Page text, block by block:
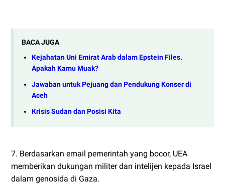
BACA JUGA
Kejahatan Uni Emirat Arab dalam Epstein Files.
Apakah Kamu Muak?
Jawaban untuk Pejuang dan Pendukung Konser di
Aceh
Krisis Sudan dan Posisi Kita
7. Berdasarkan email pemerintah yang bocor, UEA
memberikan dukungan militer dan intelijen kepada Israel
dalam genosida di Gaza.